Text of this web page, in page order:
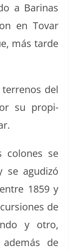
a Bari­nas
en Tovar
más tarde
del
su propi­
colones se
se agudizó
1859 y
de
y otro,
de